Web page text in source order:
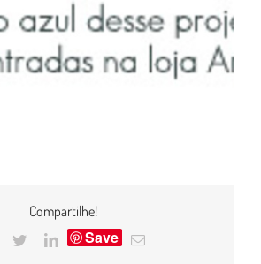
Compartilhe!
Facebook
TwitterLinkedIn
Save
E-